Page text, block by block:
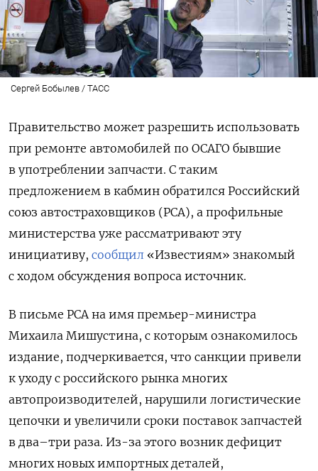
Сергей Бобылев / ТАСС
Правительство может разрешить использовать
при ремонте автомобилей по ОСАГО бывшие
в употреблении запчасти. С таким
предложением в кабмин обратился Российский
союз автостраховщиков (РСА), а профильные
министерства уже рассматривают эту
инициативу, сообщил «Известиям» знакомый
с ходом обсуждения вопроса источник.
В письме РСА на имя премьер-министра
Михаила Мишустина, с которым ознакомилось
издание, подчеркивается, что санкции привели
к уходу с российского рынка многих
автопроизводителей, нарушили логистические
цепочки и увеличили сроки поставок запчастей
в два–три раза. Из-за этого возник дефицит
многих новых импортных деталей,